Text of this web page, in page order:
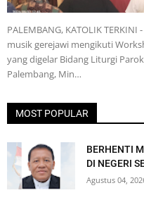
PALEMBANG, KATOLIK
musik gerejawi mengikuti
yang digelar Bidang Liturgi
Palembang, Min…
MOST POPULAR
BERHENTI
DI NEGERI
Agustus 04,